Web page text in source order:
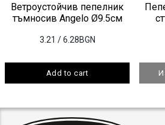
Ветроустойчив пепелник
тъмносив Angelo Ø9.5см
3.21 / 6.28BGN
Add to cart